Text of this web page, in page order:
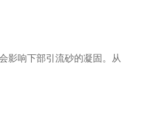
影响下部引流砂的凝固。从